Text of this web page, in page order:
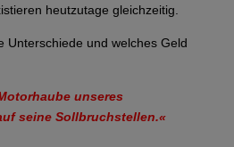
heutzutage gleichzeitig.
Unterschiede und welches Geld
unseres
seine Sollbruchstellen.«